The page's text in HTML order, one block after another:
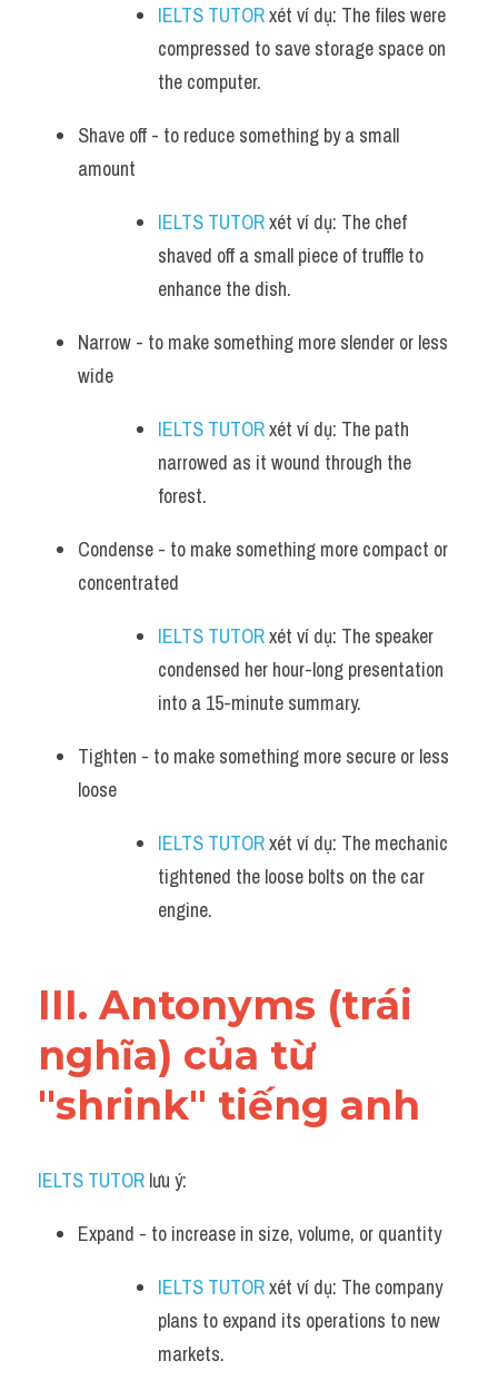
IELTS TUTOR xét ví dụ: The files were
compressed to save storage space on
the computer.
Shave off - to reduce something by a small
amount
IELTS TUTOR xét ví dụ: The chef
shaved off a small piece of truffle to
enhance the dish.
Narrow - to make something more slender or less
wide
IELTS TUTOR xét ví dụ: The path
narrowed as it wound through the
forest.
Condense - to make something more compact or
concentrated
IELTS TUTOR xét ví dụ: The speaker
condensed her hour-long presentation
into a 15-minute summary.
Tighten - to make something more secure or less
loose
IELTS TUTOR xét ví dụ: The mechanic
tightened the loose bolts on the car
engine.
III. Antonyms (trái
nghĩa) của từ
"shrink" tiếng anh
IELTS TUTOR lưu ý:​
Expand - to increase in size, volume, or quantity
IELTS TUTOR xét ví dụ: The company
plans to expand its operations to new
markets.